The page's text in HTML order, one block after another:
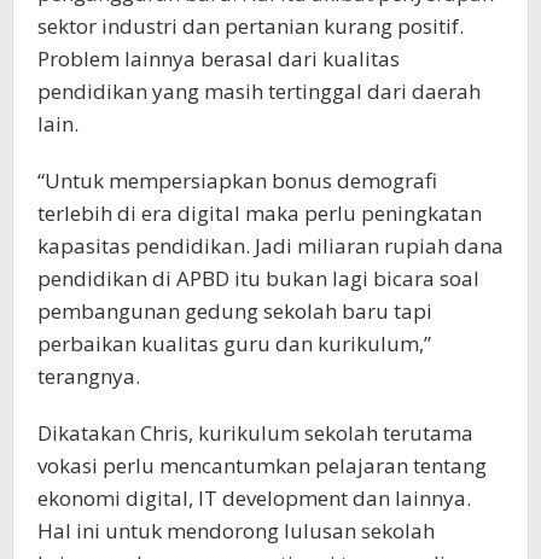
sektor industri dan pertanian kurang positif.
Problem lainnya berasal dari kualitas
pendidikan yang masih tertinggal dari daerah
lain.
“Untuk mempersiapkan bonus demografi
terlebih di era digital maka perlu peningkatan
kapasitas pendidikan. Jadi miliaran rupiah dana
pendidikan di APBD itu bukan lagi bicara soal
pembangunan gedung sekolah baru tapi
perbaikan kualitas guru dan kurikulum,”
terangnya.
Dikatakan Chris, kurikulum sekolah terutama
vokasi perlu mencantumkan pelajaran tentang
ekonomi digital, IT development dan lainnya.
Hal ini untuk mendorong lulusan sekolah